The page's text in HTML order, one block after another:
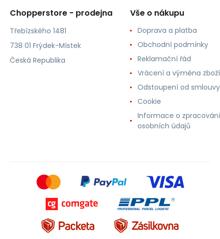
Chopperstore - prodejna
Třebízského 1481
738 01 Frýdek-Místek
Česká Republika
Vše o nákupu
Doprava a platba
Obchodní podmínky
Reklamační řád
Vrácení a výměna zboží
Odstoupení od smlouvy
Cookie
Informace o zpracování
osobních údajů